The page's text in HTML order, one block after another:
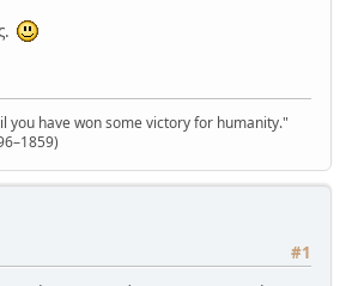
you have won some victory for humanity."
#1